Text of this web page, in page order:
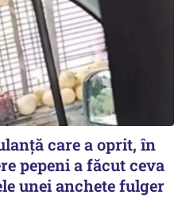
care a oprit, în
pepeni a făcut ceva
unei anchete fulger